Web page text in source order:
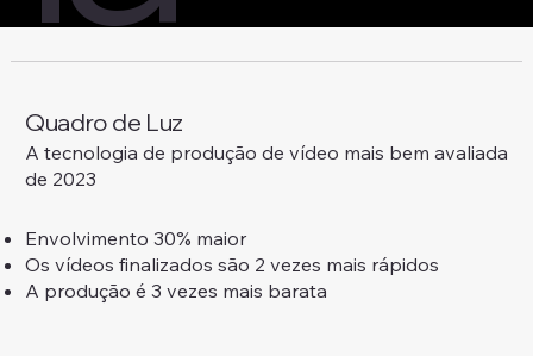
Quadro de Luz
A tecnologia de produção de vídeo mais bem avaliada
de 2023
Envolvimento 30% maior
Os vídeos finalizados são 2 vezes mais rápidos
A produção é 3 vezes mais barata